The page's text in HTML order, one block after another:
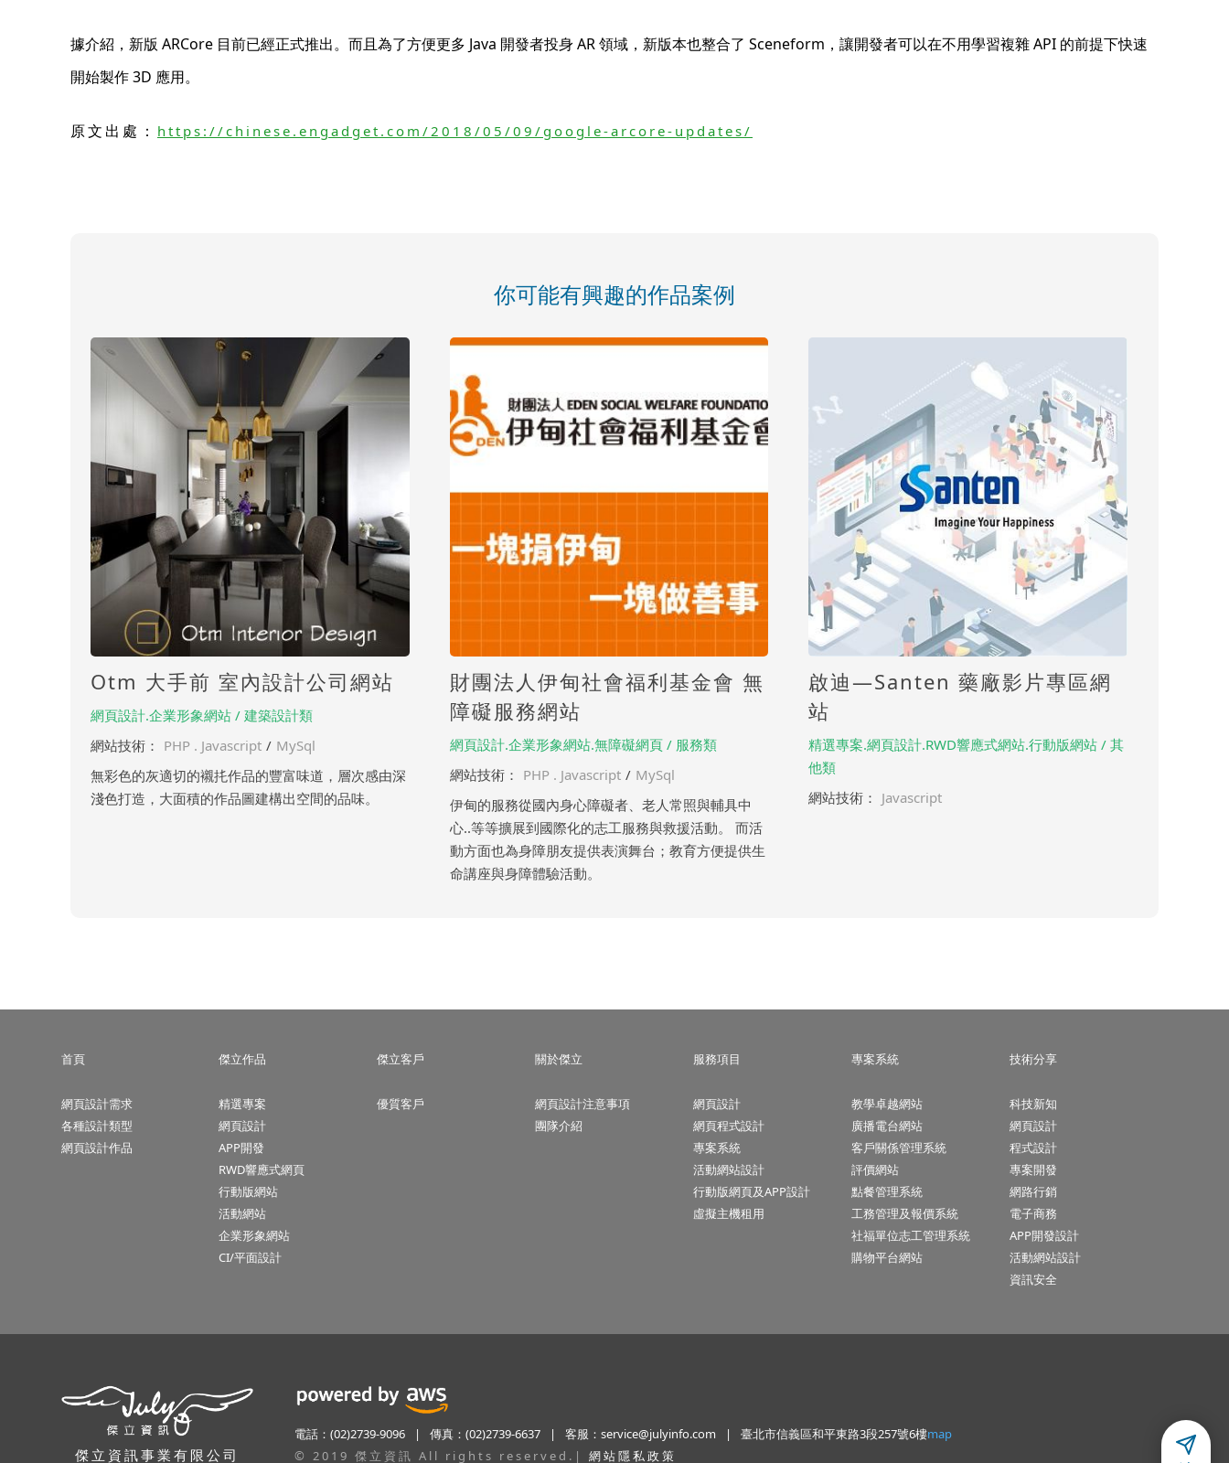
隱私權聲明
本公司關心使用者隱私權與個人資訊,並遵守本公司
據介紹，新版 ARCore 目前已經正式推出。而且為了方便更多 Java 開發者投身 AR 領域，新版本也整合了 Sceneform，讓開發者可以在不用學習複雜 API 的前提下快速
開始製作 3D 應用。
原文出處： https://chinese.engadget.com/2018/05/09/google-arcore-updates/
你可能有興趣的作品案例
Otm 大手前 室內設計公司網站
網頁設計.企業形象網站 / 建築設計類
網站技術： PHP . Javascript / MySql
無彩色的灰適切的襯扥作品的豐富味道，層次感由深
淺色打造，大面積的作品圖建構出空間的品味。
財團法人伊甸社會福利基金會 無
障礙服務網站
網頁設計.企業形象網站.無障礙網頁 / 服務類
網站技術： PHP . Javascript / MySql
伊甸的服務從國內身心障礙者、老人常照與輔具中
心..等等擴展到國際化的志工服務與救援活動。 而活
動方面也為身障朋友提供表演舞台；教育方便提供生
命講座與身障體驗活動。
啟迪—Santen 藥廠影片專區網
站
精選專案.網頁設計.RWD響應式網站.行動版網站 / 其
他類
網站技術： Javascript
首頁
網頁設計需求
各種設計類型
網頁設計作品
傑立作品
精選專案
網頁設計
APP開發
RWD響應式網頁
行動版網站
活動網站
企業形象網站
CI/平面設計
傑立客戶
優質客戶
關於傑立
網頁設計注意事項
團隊介紹
服務項目
網頁設計
網頁程式設計
專案系統
活動網站設計
行動版網頁及APP設計
虛擬主機租用
專案系統
教學卓越網站
廣播電台網站
客戶關係管理系統
評價網站
點餐管理系統
工務管理及報價系統
社福單位志工管理系統
購物平台網站
技術分享
科技新知
網頁設計
程式設計
專案開發
網路行銷
電子商務
APP開發設計
活動網站設計
資訊安全
傑立資訊事業有限公司
電話：(02)2739-9096 | 傳真：(02)2739-6637 | 客服： service@julyinfo.com | 臺北市信義區和平東路3段257號6樓map
© 2019 傑立資訊 All rights reserved. | 網站隱私政策